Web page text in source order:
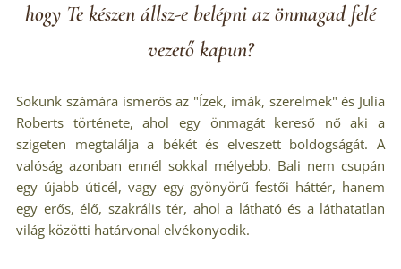
hogy Te készen állsz-e belépni az önmagad felé
vezető kapun?
Sokunk számára ismerős az "Ízek, imák, szerelmek" és Julia
Roberts története, ahol egy önmagát kereső nő aki a
szigeten megtalálja a békét és elveszett boldogságát. A
valóság azonban ennél sokkal mélyebb. Bali nem csupán
egy újabb úticél, vagy egy gyönyörű festői háttér, hanem
egy erős, élő, szakrális tér, ahol a látható és a láthatatlan
világ közötti határvonal elvékonyodik.